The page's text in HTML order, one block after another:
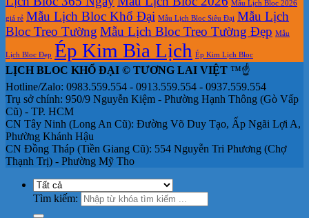
Mẫu Lịch Bloc 2026
giá rẻ Mẫu Lịch Bloc Khổ Đại Mẫu Lịch Bloc Siêu Đại Mẫu Lịch
Bloc Treo Tường Mẫu Lịch Bloc Treo Tường Đẹp Mẫu
Lịch Bloc Đẹp Ép Kim Bìa Lịch Ép Kim Lịch Bloc
LỊCH BLOC KHỔ ĐẠI © TƯƠNG LAI VIỆT ™☝️
Hotline/Zalo: 0983.559.554 - 0913.559.554 - 0937.559.554
Trụ sở chính: 950/9 Nguyễn Kiệm - Phường Hạnh Thông (Gò Vấp
Cũ) - TP. HCM
CN Tây Ninh (Long An Cũ): Đường Võ Duy Tạo, Ấp Ngãi Lợi A,
Phường Khánh Hậu
CN Đồng Tháp (Tiền Giang Cũ): 554 Nguyễn Tri Phương (Chợ
Thạnh Trị) - Phường Mỹ Tho
Tìm kiếm: